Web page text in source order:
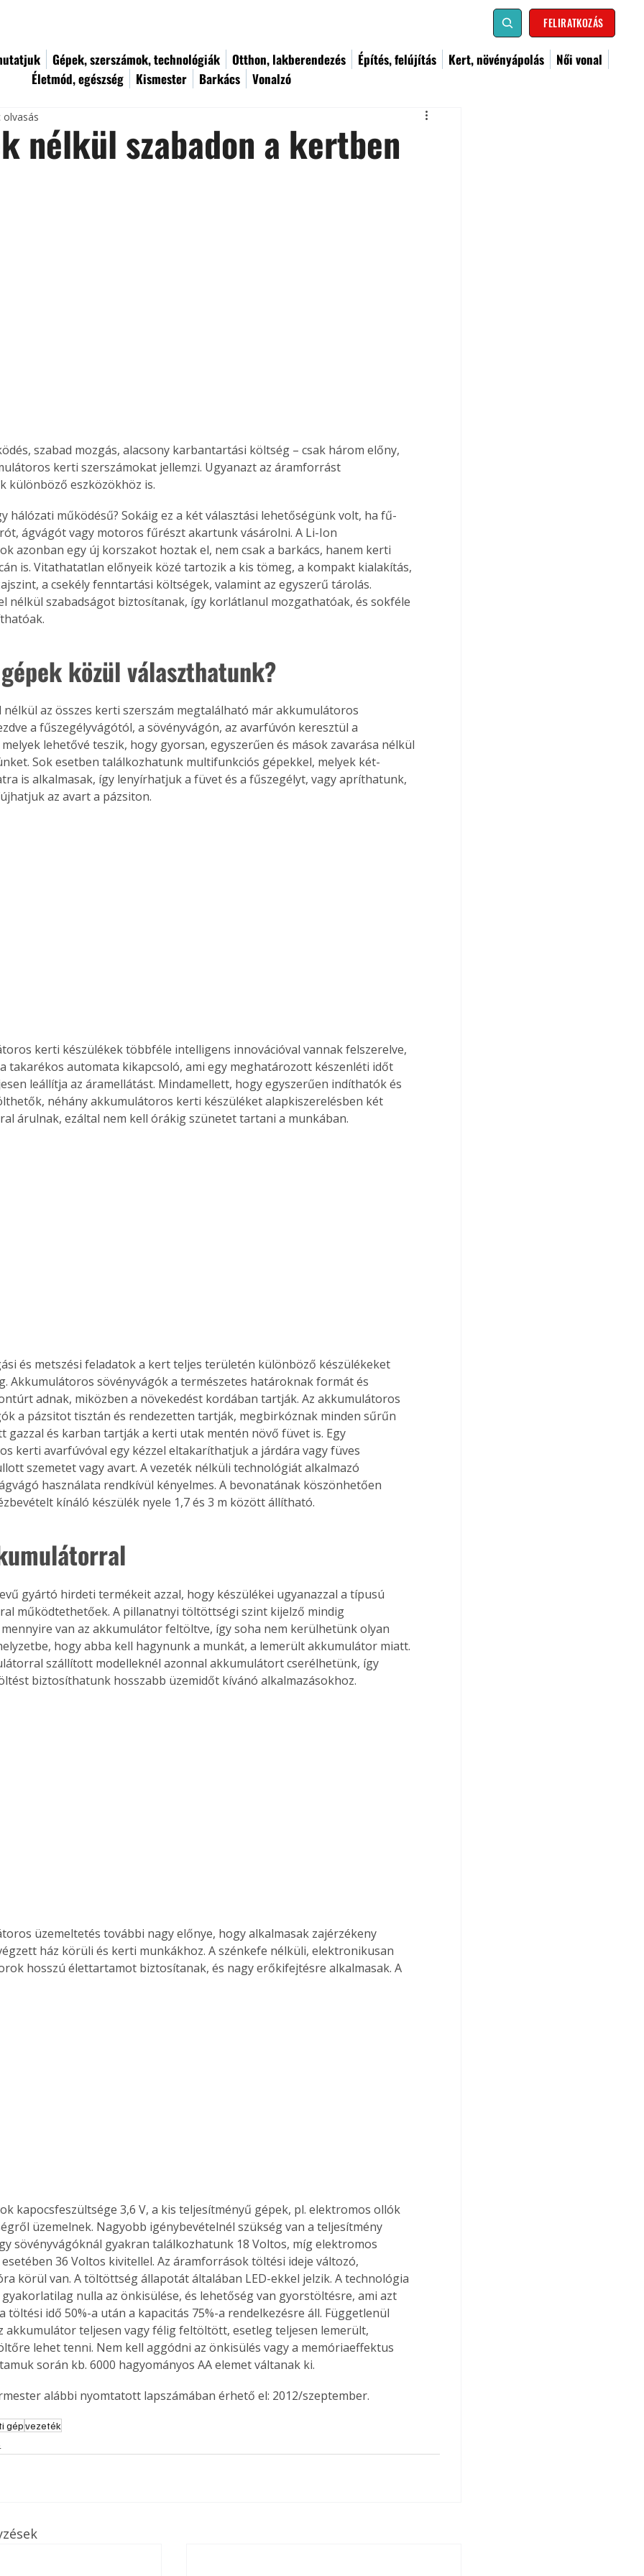
FELIRATKOZÁS
Gépek, szerszámok, technológiák Otthon, lakberendezés Építés, felújítás Kert, növényápolás
Női vonal
Életmód, egészség
Kismester Barkács Vonalzó
az
Old
új,
egyedi
vagy
is
élve
az
A
Együtt jobban megéri!
Bővebb információ itt!
Együtt jobban megéri! A
könyvek tetszőleges
párosítással kedvezményes
áron, 0 Ft postaköltséggel
megrendelhetők!
nélkül szabadon a kertben
olvasás
szabad mozgás, alacsony karbantartási költség – csak három előny,
kerti szerszámokat jellemzi. Ugyanazt az áramforrást
különböző eszközökhöz is.
hálózati működésű? Sokáig ez a két választási lehetőségünk volt, ha fű-
ágvágót vagy motoros fűrészt akartunk vásárolni. A Li-Ion
azonban egy új korszakot hoztak el, nem csak a barkács, hanem kerti
is. Vitathatatlan előnyeik közé tartozik a kis tömeg, a kompakt kialakítás,
a csekély fenntartási költségek, valamint az egyszerű tárolás.
nélkül szabadságot biztosítanak, így korlátlanul mozgathatóak, és sokféle
közül választhatunk?
nélkül az összes kerti szerszám megtalálható már akkumulátoros
a fűszegélyvágótól, a sövényvágón, az avarfúvón keresztül a
lehetővé teszik, hogy gyorsan, egyszerűen és mások zavarása nélkül
Sok esetben találkozhatunk multifunkciós gépekkel, melyek két-
is alkalmasak, így lenyírhatjuk a füvet és a fűszegélyt, vagy apríthatunk,
az avart a pázsiton.
takarékos automata kikapcsoló, ami egy meghatározott készenléti időt
leállítja az áramellátást. Mindamellett, hogy egyszerűen indíthatók és
néhány akkumulátoros kerti készüléket alapkiszerelésben két
árulnak, ezáltal nem kell órákig szünetet tartani a munkában.
és metszési feladatok a kert teljes területén különböző készülékeket
Akkumulátoros sövényvágók a természetes határoknak formát és
adnak, miközben a növekedést kordában tartják. Az akkumulátoros
a pázsitot tisztán és rendezetten tartják, megbirkóznak minden sűrűn
gazzal és karban tartják a kerti utak mentén növő füvet is. Egy
kerti avarfúvóval egy kézzel eltakaríthatjuk a járdára vagy füves
szemetet vagy avart. A vezeték nélküli technológiát alkalmazó
használata rendkívül kényelmes. A bevonatának köszönhetően
kínáló készülék nyele 1,7 és 3 m között állítható.
gyártó hirdeti termékeit azzal, hogy készülékei ugyanazzal a típusú
működtethetőek. A pillanatnyi töltöttségi szint kijelző mindig
van az akkumulátor feltöltve, így soha nem kerülhetünk olyan
hogy abba kell hagynunk a munkát, a lemerült akkumulátor miatt.
szállított modelleknél azonnal akkumulátort cserélhetünk, így
biztosíthatunk hosszabb üzemidőt kívánó alkalmazásokhoz.
ház körüli és kerti munkákhoz. A szénkefe nélküli, elektronikusan
hosszú élettartamot biztosítanak, és nagy erőkifejtésre alkalmasak. A
kapocsfeszültsége 3,6 V, a kis teljesítményű gépek, pl. elektromos ollók
üzemelnek. Nagyobb igénybevételnél szükség van a teljesítmény
sövényvágóknál gyakran találkozhatunk 18 Voltos, míg elektromos
36 Voltos kivitellel. Az áramforrások töltési ideje változó,
körül van. A töltöttség állapotát általában LED-ekkel jelzik. A technológia
nulla az önkisülése, és lehetőség van gyorstöltésre, ami azt
töltési idő 50%-a után a kapacitás 75%-a rendelkezésre áll. Függetlenül
akkumulátor teljesen vagy félig feltöltött, esetleg teljesen lemerült,
lehet tenni. Nem kell aggódni az önkisülés vagy a memóriaeffektus
során kb. 6000 hagyományos AA elemet váltanak ki.
alábbi nyomtatott lapszámában érhető el: 2012/szeptember.
gépvezeték